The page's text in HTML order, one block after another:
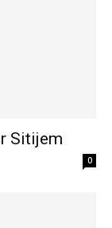
Sitijem
0